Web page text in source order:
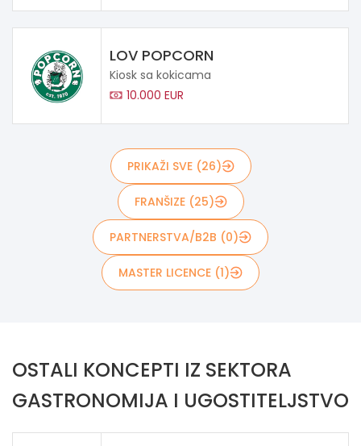
LOV POPCORN
Kiosk sa kokicama
10.000 EUR
PRIKAŽI SVE (26)
FRANŠIZE (25)
PARTNERSTVA/B2B (0)
MASTER LICENCE (1)
OSTALI KONCEPTI IZ SEKTORA
GASTRONOMIJA I UGOSTITELJSTVO